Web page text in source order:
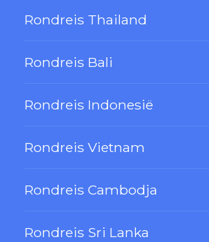
Rondreis Thailand
Rondreis Bali
Rondreis Indonesië
Rondreis Vietnam
Rondreis Cambodja
Rondreis Sri Lanka